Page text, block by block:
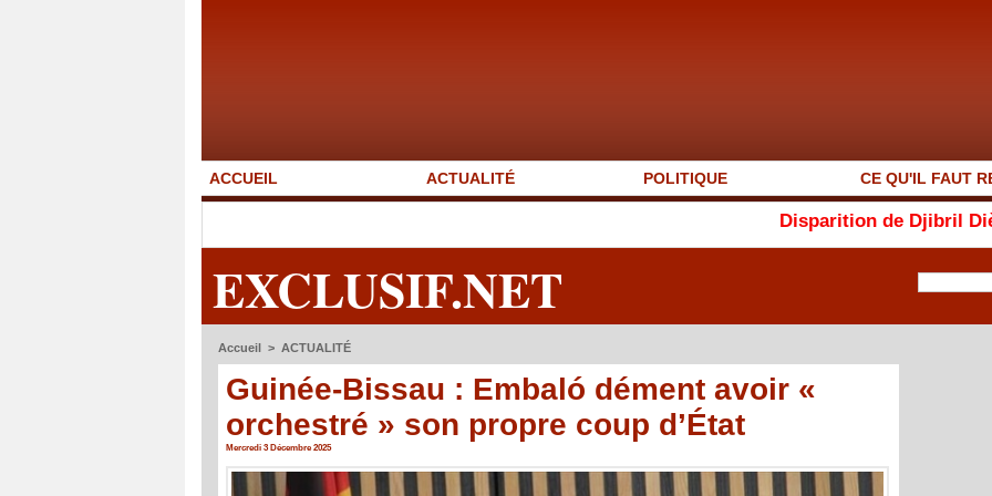
ACCUEIL ACTUALITÉ POLITIQUE CE QU'IL FAUT
Disparition de Djibril Dièye : «
EXCLUSIF.NET
Accueil > ACTUALITÉ
Guinée-Bissau : Embaló dément avoir «
orchestré » son propre coup d’État
Mercredi 3 Décembre 2025